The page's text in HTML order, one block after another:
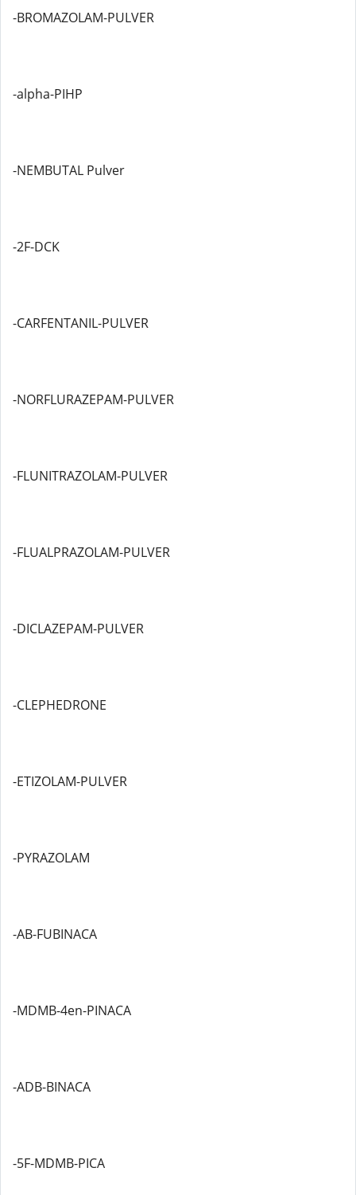
-BROMAZOLAM-PULVER
-alpha-PIHP
-NEMBUTAL Pulver
-2F-DCK
-CARFENTANIL-PULVER
-NORFLURAZEPAM-PULVER
-FLUNITRAZOLAM-PULVER
-FLUALPRAZOLAM-PULVER
-DICLAZEPAM-PULVER
-CLEPHEDRONE
-ETIZOLAM-PULVER
-PYRAZOLAM
-AB-FUBINACA
-MDMB-4en-PINACA
-ADB-BINACA
-5F-MDMB-PICA